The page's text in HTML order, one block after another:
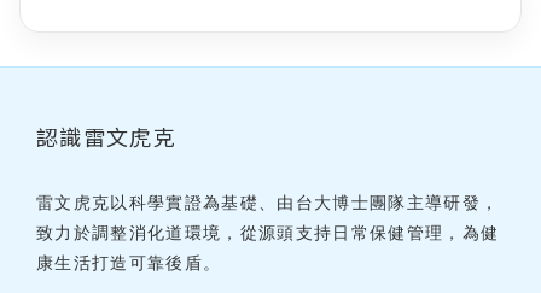
認識雷文虎克
雷文虎克以科學實證為基礎、由台大博士團隊主導研發，
致力於調整消化道環境，從源頭支持日常保健管理，為健
康生活打造可靠後盾。